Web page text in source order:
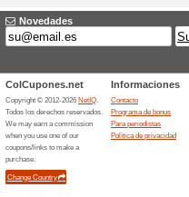
63% ha
Ahorra
disponibles